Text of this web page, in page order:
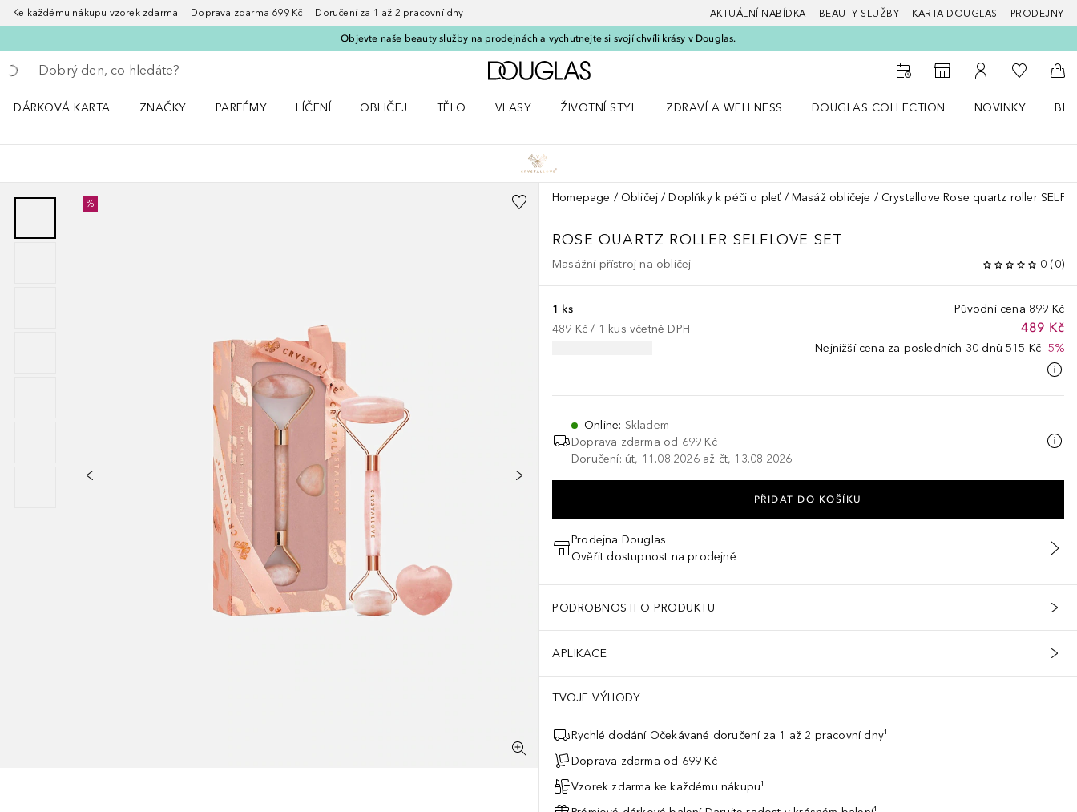
Ke každému nákupu vzorek zdarma Doprava zdarma 699 Kč Doručení za 1 až 2 pracovní dny AKTUÁLNÍ NABÍDKA BEAUTY SLUŽBY KARTA DOUGLAS PRODEJNY
Objevte naše beauty služby na prodejnách a vychutnejte si svojí chvíli krásy v Douglas.
Vraťte se
Proveďte vyhledávání
Domů
K vyhledávači prodejen
K mému účtu
K mému
Do
DÁRKOVÁ KARTA
ZNAČKY
PARFÉMY
LÍČENÍ
OBLIČEJ
TĚLO
VLASY
ŽIVOTNÍ STYL
ZDRAVÍ A WELLNESS
DOUGLAS COLLECTION
NOVINKY
% Homepage Obličej Doplňky k péči o pleť Masáž obličeje Crystallove Rose quartz roller
ROSE QUARTZ ROLLER SELFLOVE SET
Masážní přístroj na obličej 0 (0)
Původní cena 899 Kč
489 Kč
Nejnižší cena za posledních 30 dnů 515 Kč-5%
1 ks
489 Kč / 1 kus včetně DPH
Online: Skladem
Doprava zdarma od 699 Kč
Doručení: út, 11.08.2026 až čt, 13.08.2026
PŘIDAT DO KOŠÍKU
Prodejna Douglas
Ověřit dostupnost na prodejně
PODROBNOSTI O PRODUKTU
APLIKACE
TVOJE VÝHODY
Rychlé dodání Očekávané doručení za 1 až 2 pracovní dny¹
Doprava zdarma od 699 Kč
Vzorek zdarma ke každému nákupu¹